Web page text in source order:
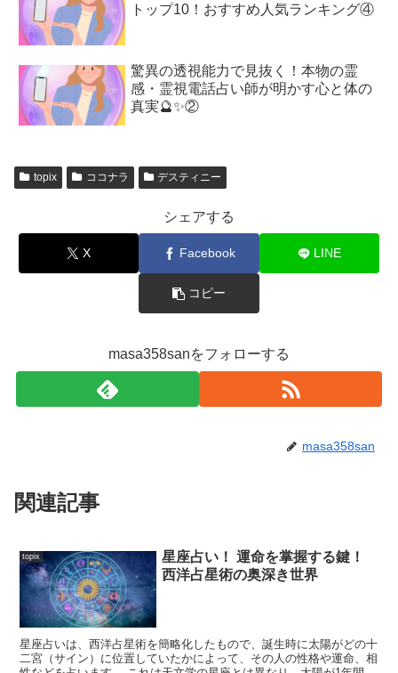
トップ10！おすすめ人気ランキング④
驚異の透視能力で見抜く！本物の霊
感・霊視電話占い師が明かす心と体の
真実🔮✨②
topix ココナラ デスティニー
シェアする
X Facebook LINE
コピー
masa358sanをフォローする
masa358san
関連記事
topix
星座占い！ 運命を掌握する鍵！
西洋占星術の奥深き世界
星座占いは、西洋占星術を簡略化したもので、誕生時に太陽がどの十
二宮（サイン）に位置していたかによって、その人の性格や運命、相